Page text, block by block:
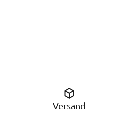
Versand